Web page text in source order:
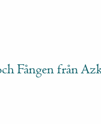
Fången från